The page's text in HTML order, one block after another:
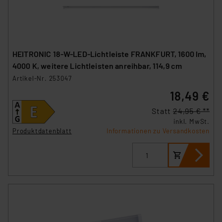
HEITRONIC 18-W-LED-Lichtleiste FRANKFURT, 1600 lm,
4000 K, weitere Lichtleisten anreihbar, 114,9 cm
Artikel-Nr. 253047
Produktdatenblatt
18,49 €
Statt 24,95 € **
inkl. MwSt.
Informationen zu Versandkosten